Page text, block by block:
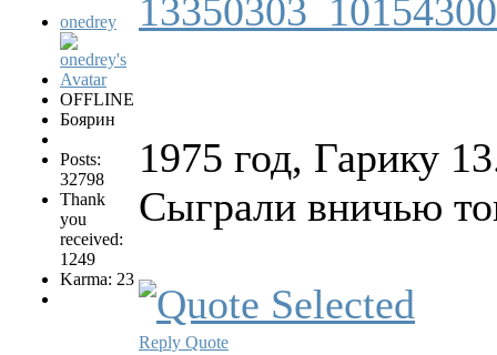
onedrey
OFFLINE
Боярин
Posts:
32798
Thank
you
received:
1249
Karma: 23
1975 год, Гарику
Сыграли вничью
Reply Quote